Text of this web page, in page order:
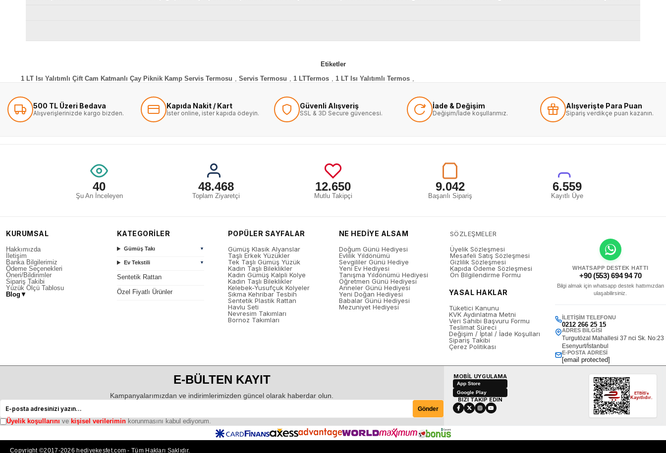
Etiketler
1 LT Isı Yalıtımlı Çift Cam Katmanlı Çay Piknik Kamp Servis Termosu , Servis Termosu , 1 LTTermos , 1 LT Isı Yalıtımlı Termos ,
500 TL Üzeri Bedava
Alışverişlerinizde kargo bizden.
Kapıda Nakit / Kart
İster online, ister kapıda ödeyin.
Güvenli Alışveriş
SSL & 3D Secure güvencesi.
İade & Değişim
Değişim/İade koşullarımız.
Alışverişte Para Puan
Sipariş verdikçe puan kazanın.
40
Şu An İnceleyen
48.468
Toplam Ziyaretçi
12.650
Mutlu Takipçi
9.042
Başarılı Sipariş
6.559
Kayıtlı Üye
KURUMSAL
Hakkımızda
İletişim
Banka Bilgilerimiz
Ödeme Seçenekleri
Öneri/Bildirimler
Sipariş Takibi
Yüzük Ölçü Tablosu
Blog ▼
KATEGORİLER
Gümüş Takı ▼
Ev Tekstili ▼
Sentetik Rattan
Özel Fiyatlı Ürünler
POPÜLER SAYFALAR
Gümüş Klasik Alyanslar
Taşlı Erkek Yüzükler
Tek Taşlı Gümüş Yüzük
Kadın Taşlı Bileklikler
Kadın Gümüş Kalpli Kolye
Kadın Taşlı Bileklikler
Kelebek-Yusufçuk Kolyeler
Sıkma Kehribar Tesbih
Sentetik Plastik Rattan
Havlu Seti
Nevresim Takımları
Bornoz Takımları
NE HEDİYE ALSAM
Doğum Günü Hediyesi
Evlilik Yıldönümü
Sevgililer Günü Hediye
Yeni Ev Hediyesi
Tanışma Yıldönümü Hediyesi
Öğretmen Günü Hediyesi
Anneler Günü Hediyesi
Yeni Doğan Hediyesi
Babalar Günü Hediyesi
Mezuniyet Hediyesi
SÖZLEŞMELER
Üyelik Sözleşmesi
Mesafeli Satış Sözleşmesi
Gizlilik Sözleşmesi
Kapıda Ödeme Sözleşmesi
Ön Bilgilendirme Formu
YASAL HAKLAR
Tüketici Kanunu
KVK Aydınlatma Metni
Veri Sahibi Başvuru Formu
Teslimat Süreci
Değişim / İptal / İade Koşulları
Sipariş Takibi
Çerez Politikası
WHATSAPP DESTEK HATTI
+90 (553) 694 94 70
Bilgi almak için whatsapp destek hattımızdan
ulaşabilirsiniz.
İLETIŞIM TELEFONU
0212 266 25 15
ADRES BILGISI
Turgutözal Mahallesi 37 nci Sk. No:23
Esenyurt/İstanbul
E-POSTA ADRESI
[email protected]
E-BÜLTEN KAYIT
Kampanyalarımızdan ve indirimlerimizden güncel olarak haberdar olun.
Gönder
Üyelik koşullarını ve kişisel verilerimin korunmasını kabul ediyorum.
MOBİL UYGULAMA
App Store
Google Play
BİZİ TAKİP EDİN
ETBİS'e
Kayıtlıdır.
Copyright ©2017-2026 hediyekesfet.com - Tüm Hakları Saklıdır.